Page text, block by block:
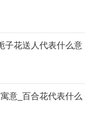
子花送人代表什么意
意_百合花代表什么